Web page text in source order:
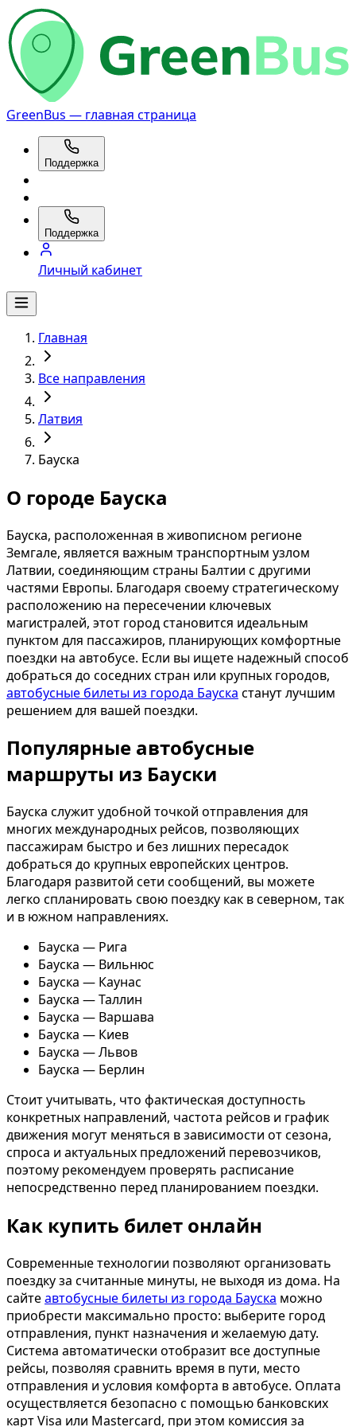
GreenBus — главная страница
Поддержка
Поддержка
Личный кабинет
Главная
Все направления
Латвия
Бауска
О городе Бауска
Бауска, расположенная в живописном регионе
Земгале, является важным транспортным узлом
Латвии, соединяющим страны Балтии с другими
частями Европы. Благодаря своему стратегическому
расположению на пересечении ключевых
магистралей, этот город становится идеальным
пунктом для пассажиров, планирующих комфортные
поездки на автобусе. Если вы ищете надежный способ
добраться до соседних стран или крупных городов,
автобусные билеты из города Бауска станут лучшим
решением для вашей поездки.
Популярные автобусные
маршруты из Бауски
Бауска служит удобной точкой отправления для
многих международных рейсов, позволяющих
пассажирам быстро и без лишних пересадок
добраться до крупных европейских центров.
Благодаря развитой сети сообщений, вы можете
легко спланировать свою поездку как в северном, так
и в южном направлениях.
Бауска — Рига
Бауска — Вильнюс
Бауска — Каунас
Бауска — Таллин
Бауска — Варшава
Бауска — Киев
Бауска — Львов
Бауска — Берлин
Стоит учитывать, что фактическая доступность
конкретных направлений, частота рейсов и график
движения могут меняться в зависимости от сезона,
спроса и актуальных предложений перевозчиков,
поэтому рекомендуем проверять расписание
непосредственно перед планированием поездки.
Как купить билет онлайн
Современные технологии позволяют организовать
поездку за считанные минуты, не выходя из дома. На
сайтеавтобусные билеты из города Бауска можно
приобрести максимально просто: выберите город
отправления, пункт назначения и желаемую дату.
Система автоматически отобразит все доступные
рейсы, позволяя сравнить время в пути, место
отправления и условия комфорта в автобусе. Оплата
осуществляется безопасно с помощью банковских
карт Visa или Mastercard, при этом комиссия за